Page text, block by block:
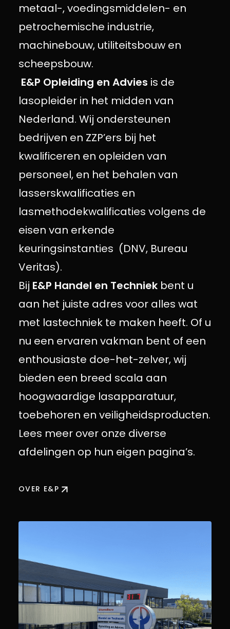
metaal-, voedingsmiddelen- en
petrochemische industrie,
machinebouw, utiliteitsbouw en
scheepsbouw.
E&P Opleiding en Advies is de
lasopleider in het midden van
Nederland. Wij ondersteunen
bedrijven en ZZP’ers bij het
kwalificeren en opleiden van
personeel, en het behalen van
lasserskwalificaties en
lasmethodekwalificaties volgens de
eisen van erkende
keuringsinstanties (DNV, Bureau
Veritas).
Bij E&P Handel en Techniek bent u
aan het juiste adres voor alles wat
met lastechniek te maken heeft. Of u
nu een ervaren vakman bent of een
enthousiaste doe-het-zelver, wij
bieden een breed scala aan
hoogwaardige lasapparatuur,
toebehoren en veiligheidsproducten.
Lees meer over onze diverse
afdelingen op hun eigen pagina’s.
OVER E&P